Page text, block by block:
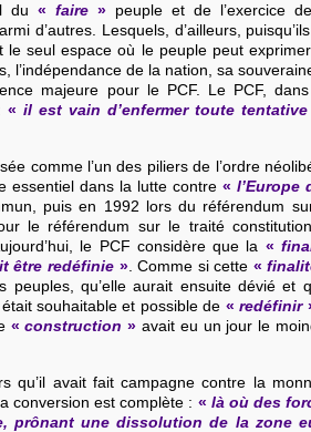
du « faire » peuple et de l’exercice
d’autres. Lesquels, d’ailleurs,
seul espace où le peuple peut
l’indépendance de la nation, sa
majeure pour le PCF. Le PCF,
« il est vain d’enfermer toute
comme l’un des piliers de l’ordre
essentiel dans la lutte contre « l’Europe
puis en 1992 lors du référendum
le référendum sur le traité
le PCF considère que la «
être redéfinie ». Comme si cette «
qu’elle aurait ensuite dévié et
souhaitable et possible de «redéfinir
«construction » avait eu un jour le
qu’il avait fait campagne contre la
conversion est complète : « là où des
prônant une dissolution de la zone